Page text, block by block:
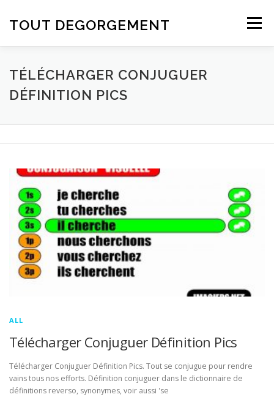
TOUT DEGORGEMENT Menu
TÉLÉCHARGER CONJUGUER
DÉFINITION PICS
ALL
Télécharger Conjuguer Définition Pics
Télécharger Conjuguer Définition Pics. Tout se conjugue pour rendre
vains tous nos efforts. Définition conjuguer dans le dictionnaire de
définitions reverso, synonymes, voir aussi 'se